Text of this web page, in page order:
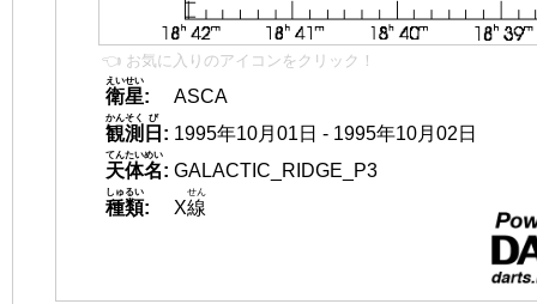
👈 お気に入りのアイコンをクリック！
衛星
えいせい
:
ASCA
観測
かんそく
日
び
: 1995年10月01日 - 1995年10月02日
天体名
てんたいめい
: GALACTIC_RIDGE_P3
種類
しゅるい
: X線
せん